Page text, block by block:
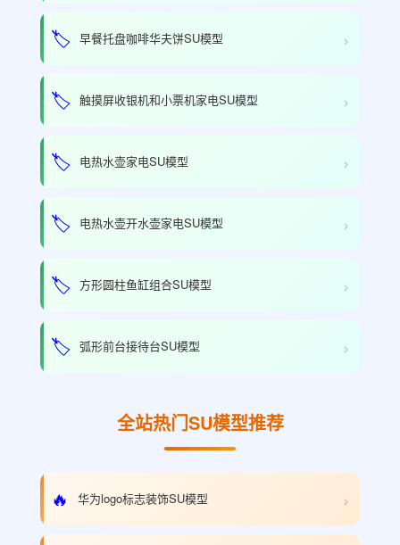
🏷️ 早餐托盘咖啡华夫饼SU模型 ›
🏷️ 触摸屏收银机和小票机家电SU模型 ›
🏷️ 电热水壶家电SU模型 ›
🏷️ 电热水壶开水壶家电SU模型 ›
🏷️ 方形圆柱鱼缸组合SU模型 ›
🏷️ 弧形前台接待台SU模型 ›
全站热门SU模型推荐
🔥 华为logo标志装饰SU模型 ›